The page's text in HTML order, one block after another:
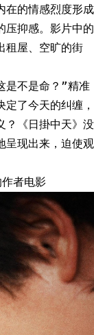
在的情感烈度形成
压抑感。影片中的
租屋、空旷的街
不是命？”精准
了今天的纠缠，
？《日掛中天》没
呈现出来，迫使观
者电影